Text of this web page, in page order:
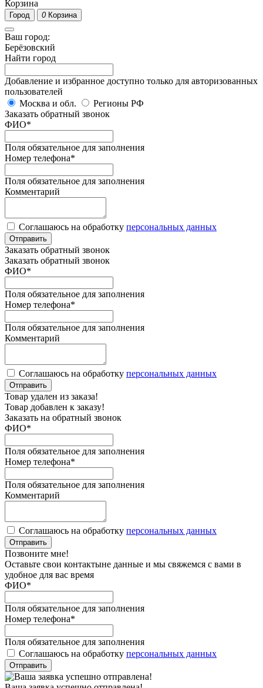
Корзина
Город 0 Корзина
Ваш город:
Берёзовский
Найти город
Добавление и избранное доступно только для авторизованных
пользователей
Москва и обл.
Регионы РФ
Заказать обратный звонок
ФИО*
Поля обязательное для заполнения
Номер телефона*
Поля обязательное для заполнения
Комментарий
Соглашаюсь на обработку персональных данных
Отправить
Заказать обратный звонок
Заказать обратный звонок
ФИО*
Поля обязательное для заполнения
Номер телефона*
Поля обязательное для заполнения
Комментарий
Соглашаюсь на обработку персональных данных
Отправить
Товар удален из заказа!
Товар добавлен к заказу!
Заказать на обратный звонок
ФИО*
Поля обязательное для заполнения
Номер телефона*
Поля обязательное для заполнения
Комментарий
Соглашаюсь на обработку персональных данных
Отправить
Позвоните мне!
Оставьте свои контактыне данные и мы свяжемся с вами в
удобное для вас время
ФИО*
Поля обязательное для заполнения
Номер телефона*
Поля обязательное для заполнения
Соглашаюсь на обработку персональных данных
Отправить